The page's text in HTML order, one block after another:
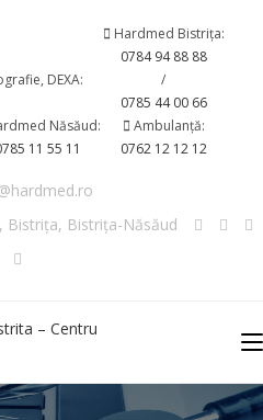
DEXA:
Hardmed Bistrița:
0784 94 88 88
/
0785 44 00 66
Năsăud:
11 55 11
Ambulanță:
0762 12 12 12
Bistrița, Bistrița-Năsăud